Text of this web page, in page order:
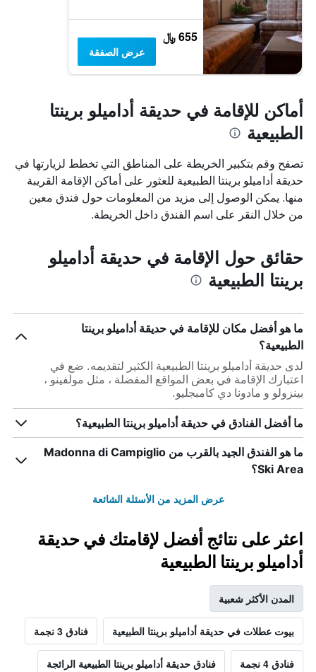
655 ﷼
عرض الصفقة
أماكن للإقامة في حديقة أداميلو برينتا
الطبيعية
تصفح وقم بتكبير الخريطة على المناطق التي تخطط لزيارتها في
حديقة أداميلو برينتا الطبيعية للعثور على أماكن الإقامة القريبة
منها. يمكن الوصول إلى مزيد من المعلومات حول فندق معين
من خلال النقر على اسم الفندق داخل الخريطة.
حقائق حول الإقامة في حديقة أداميلو
برينتا الطبيعية
ما هو أفضل مكان للإقامة في حديقة أداميلو برينتا
الطبيعية؟
لدى حديقة أداميلو برينتا الطبيعية الكثير لتقديمه. ضع في
اعتبارك الإقامة في بعض المواقع المفضلة ، مثل مولفينو ،
بينزولو و مادونا دي كامبجليو.
ما أفضل الفنادق في حديقة أداميلو برينتا الطبيعية؟
ما هو الفندق الجيد بالقرب من Madonna di Campiglio
Ski Area؟
عرض المزيد من الأسئلة الشائعة
اعثر على نتائج أفضل لإقامتك في حديقة
أداميلو برينتا الطبيعية
المدن الأكثر شعبية
بيوت عطلات في حديقة أداميلو برينتا الطبيعية فنادق 3 نجمة
فنادق 4 نجمة فنادق حديقة أداميلو برينتا الطبيعية الرائجة